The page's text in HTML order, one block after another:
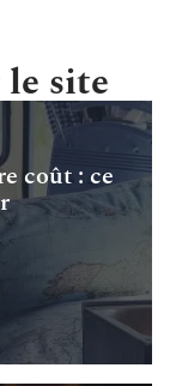
site
coût : ce